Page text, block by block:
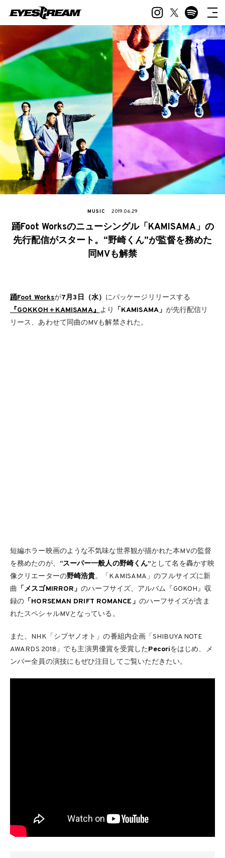
MUSIC 2019.06.29
踊Foot Worksのニューシングル「KAMISAMA」の
先行配信がスタート。“野崎くん”が監督を務めた
同MVも解禁
踊Foot Worksが7月3日（水） にパッケージリリースする
『GOKKOH＋KAMISAMA』 より 「KAMISAMA」 が先行配信リ
リース、あわせて同曲のMVも解禁された。
短編ホラー映画のような不気味な世界観が描かれた本MVの監督
を務めたのが、 “スーパー一般人の野崎くん”として名を轟かす映
像クリエーターの野崎浩貴。「KAMISAMA」のフルサイズに新
曲 「メスゴMIRROR」のハーフサイズ、アルバム『GOKOH』収
録の 「HORSEMAN DRIFT ROMANCE」 のハーフサイズが含ま
れたスペシャルMVとなっている。
また、NHK「シブヤノオト」の番組内企画「SHIBUYA NOTE
AWARDS 2018」でも主演男優賞を受賞したPecoriをはじめ、メ
ンバー全員の演技にもぜひ注目してご覧いただきたい。